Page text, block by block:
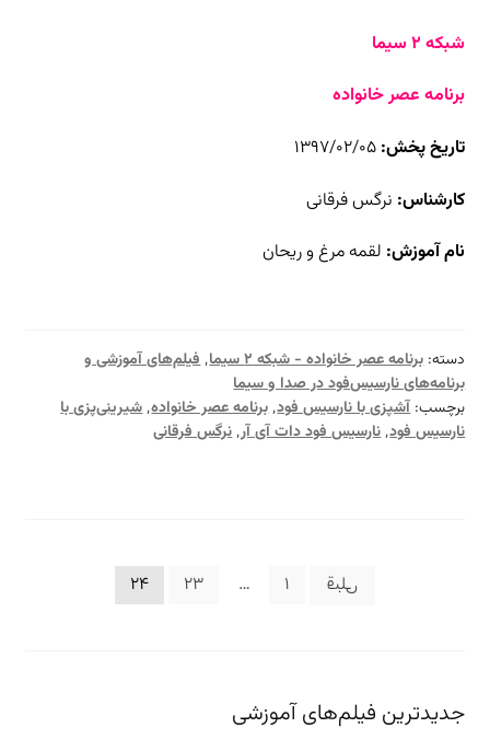
شبکه ۲ سیما
برنامه عصر خانواده
تاریخ پخش:
کارشناس: نرگس فرقانی
نام آموزش: لقمه مرغ و ریحان
دسته:برنامه عصر خانواده - شبکه ۲ سیما ٬فیلم‌های آموزشی و
برنامه‌های نارسیس‌فود در صدا و سیما
برچسب:آشپزی با نارسیس فود٬برنامه عصر خانواده٬شیرینی‌پزی با
نارسیس فود٬نارسیس فود دات آی آر٬نرگس فرقانی
صفحه‌بندی
قبلی 1
…
23
24
جدیدترین فیلم‌های آموزشی